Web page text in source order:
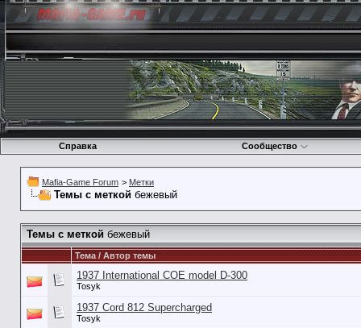
Справка Сообщество
Mafia-Game Forum > Метки
Темы с меткой бежевый
Темы с меткой бежевый
Тема / Автор темы
1937 International COE model D-300
Tosyk
1937 Cord 812 Supercharged
Tosyk